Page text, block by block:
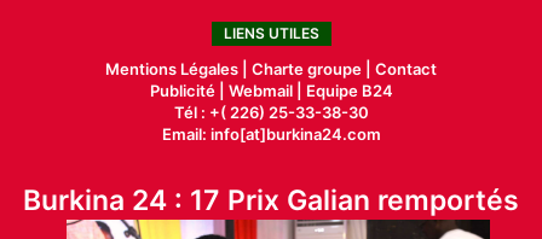
LIENS UTILES
Mentions Légales | Charte groupe | Contact
Publicité| Webmail |
Equipe B24
Tél : +( 226) 25-33-38-30
Email: info[at]burkina24.com
Burkina 24 : 17 Prix Galian remportés